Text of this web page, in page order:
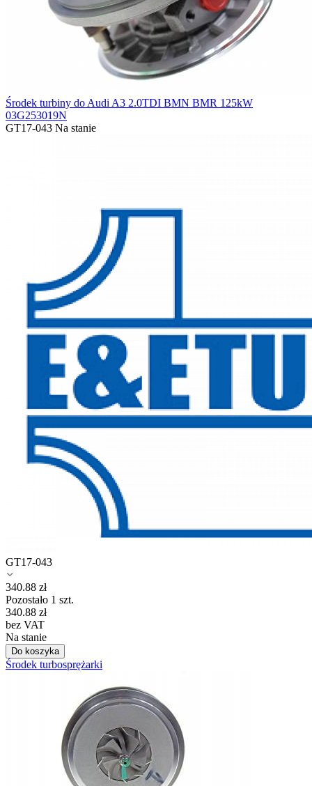
Środek turbiny do Audi A3 2.0TDI BMN BMR 125kW
03G253019N
GT17-043 Na stanie
GT17-043
340.88 zł
Pozostało 1 szt.
340.88 zł
bez VAT
Na stanie
Do koszyka
Środek turbosprężarki